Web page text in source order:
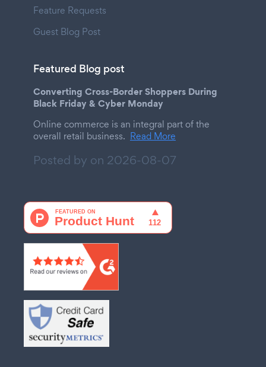
Feature Requests
Guest Blog Post
Featured Blog post
Converting Cross-Border Shoppers During
Black Friday & Cyber Monday
Online commerce is an integral part of the
overall retail business. Read More
Posted by on 2026-08-07